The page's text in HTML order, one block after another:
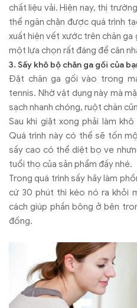
chất liệu vải. Hiện nay, thị
thể ngăn chặn được quá trình
xuất hiện vết xước trên chăn
một lựa chọn rất đáng để cân
3. Sấy khô bộ chăn ga gối của
Đặt chăn ga gối vào trong
tennis. Nhờ vật dụng này mà
sạch nhanh chóng, ruột chăn
Sau khi giặt xong phải làm
Quá trình này có thể sẽ tốn
sấy cao có thể diệt bọ ve
tuổi thọ của sản phẩm đấy nhé.
Trong quá trình sấy hãy làm
cứ 30 phút thì kéo nó ra khỏi
cách giúp phần bông ở bên
đống.